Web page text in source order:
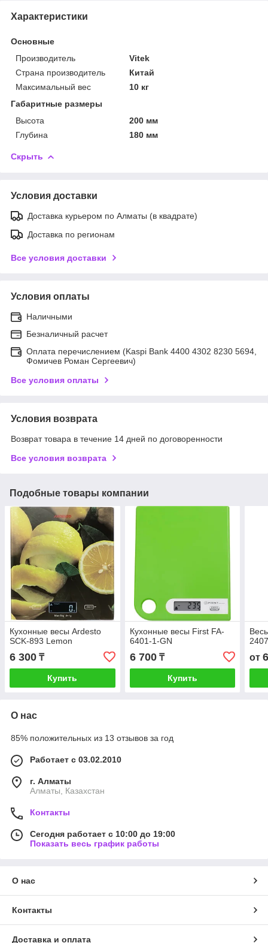
Характеристики
Основные
Производитель
Vitek
Страна производитель
Китай
Максимальный вес
10 кг
Габаритные размеры
Высота
200 мм
Глубина
180 мм
Скрыть
Условия доставки
Доставка курьером по Алматы (в квадрате)
Доставка по регионам
Все условия доставки
Условия оплаты
Наличными
Безналичный расчет
Оплата перечислением (Kaspi Bank 4400 4302 8230 5694,
Фомичев Роман Сергеевич)
Все условия оплаты
Условия возврата
Возврат товара в течение 14 дней по договоренности
Все условия возврата
Подобные товары компании
Кухонные весы Ardesto
SCK-893 Lemon
6 300 ₸
Купить
Кухонные весы First FA-
6401-1-GN
6 700₸
Купить
от
О нас
85% положительных из 13 отзывов за год
Работает с 03.02.2010
г. Алматы
Алматы, Казахстан
Контакты
Сегодня работает с 10:00 до 19:00
Показать весь график работы
О нас
Контакты
Доставка и оплата